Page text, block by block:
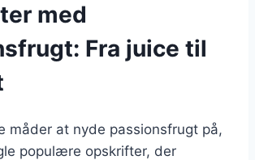
med
Fra juice til
måder at nyde passionsfrugt på,
populære opskrifter, der